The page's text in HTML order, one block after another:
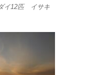
イ12匹 イサキ